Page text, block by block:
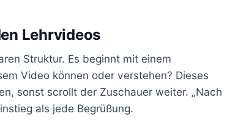
Lehrvideos
Struktur. Es beginnt mit einem
Video können oder verstehen? Dieses
sonst scrollt der Zuschauer weiter. „Nach
als jede Begrüßung.